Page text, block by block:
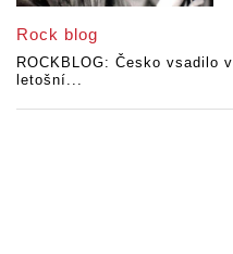
Rock blog
ROCKBLOG: Česko vsadilo v
letošní...